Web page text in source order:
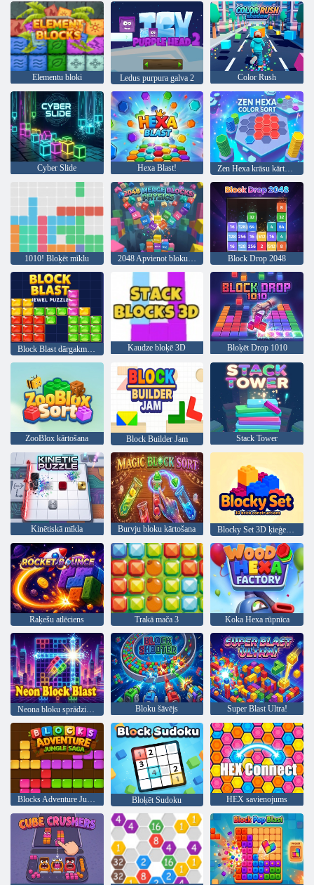
Elementu bloki Ledus purpura galva 2 Color Rush
Cyber Slide Hexa Blast! Zen Hexa krāsu kārtošana
1010! Bloķēt mīklu Block Drop 2048
Kaudze bloķē 3D Bloķēt Drop 1010
ZooBlox kārtošana Block Builder Jam Stack Tower
Kinētiskā mīkla Burvju bloku kārtošana Blocky Set 3D ķieģeļu konstrukcijas
Raķešu atlēciens Trakā mača 3 Koka Hexa rūpnīca
Neona bloku sprādziens Bloku šāvējs Super Blast Ultra!
Blocks Adventure Jungle Saga Bloķēt Sudoku HEX savienojums